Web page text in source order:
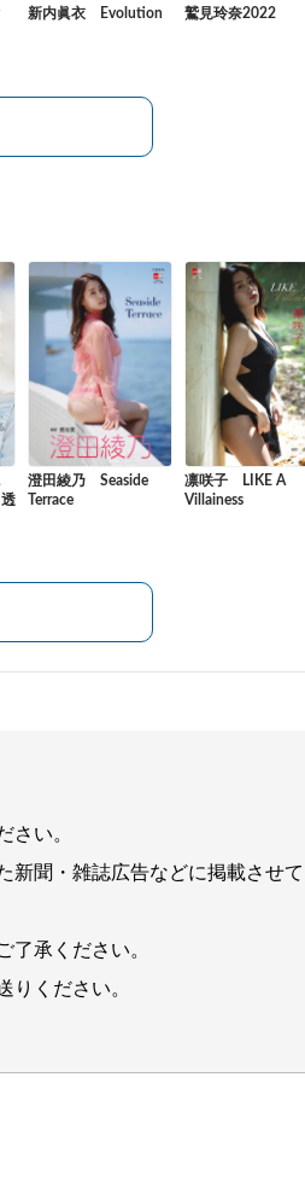
新内眞衣 Evolution 鷲見玲奈2022
澄田綾乃 Seaside
Terrace
凛咲子 LIKE A
Villainess
さい。
新聞・雑誌広告などに掲載させて
承ください。
りください。